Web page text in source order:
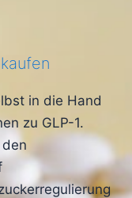
in die Hand
zu GLP-1.